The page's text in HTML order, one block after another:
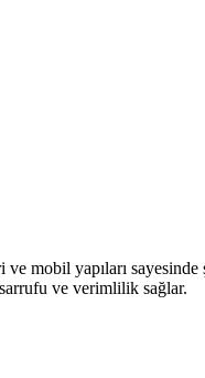
mobil yapıları
ve verimlilik sağlar.